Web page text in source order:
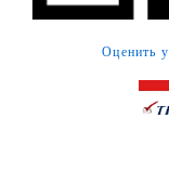
Оценить